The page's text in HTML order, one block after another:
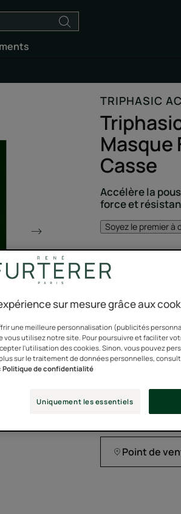
TRIPHASIC
Casse
Accélère la
force et
Soyez le premier à
Le masque
qui booste la
pour des
* Brevet déposé
Sa formule
Une formule qui
Pot Pot
200ml
Point de
sur mesure grâce aux
une meilleure personnalisation (publicités
utilisez notre site. Pour poursuivre et faciliter
l'utilisation des cookies. Sinon, vous pouvez
sur le traitement de données personnelles,
Politique de confidentialité
Uniquement les essentiels